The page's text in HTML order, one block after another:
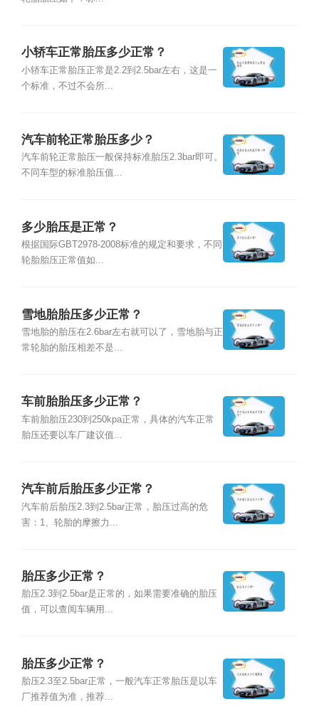
小轿车正常胎压多少正常？
小轿车正常胎压正常是2.2到2.5bar左右，这是一
个标准，不过不会所...
汽车前轮正常胎压多少？
汽车前轮正常胎压一般保持标准胎压2.3bar即可。
不同车型的标准胎压值...
多少胎压是正常？
根据国际GBT2978-2008标准的规定和要求，不同
轮胎胎压正常值如...
雪地胎胎压多少正常？
雪地胎的胎压在2.6bar左右就可以了，雪地胎与正
常轮胎的胎压相差不是...
车前胎胎压多少正常？
车前胎胎压230到250kpa正常，具体的汽车正常
胎压还要以车厂建议值...
汽车前后胎压多少正常？
汽车前后胎压2.3到2.5bar正常，胎压过高的危
害：1、轮胎的摩擦力...
胎压多少正常？
胎压2.3到2.5bar是正常的，如果需要准确的胎压
值，可以查阅车辆用...
胎压多少正常？
胎压2.3至2.5bar正常，一般汽车正常胎压是以车
厂推荐值为准，推荐...